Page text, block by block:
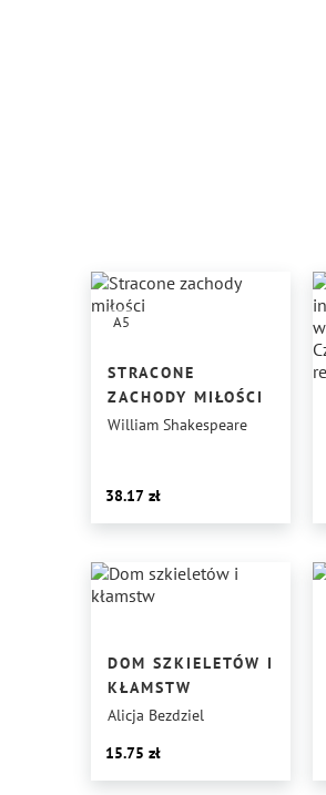
A5
STRACONE
ZACHODY MIŁOŚCI
William Shakespeare
38.17
DOM SZKIELETÓW I
KŁAMSTW
Alicja Bezdziel
15.75